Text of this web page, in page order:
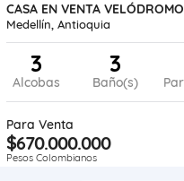
CASA EN VENTA VELÓDROMO
Medellín, Antioquia
3
Alcobas
3
Baño(s)
Para Venta
$670.000.000
Pesos Colombianos